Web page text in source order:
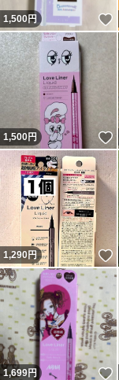
1,500円
1,500円
1,290円
1,699円